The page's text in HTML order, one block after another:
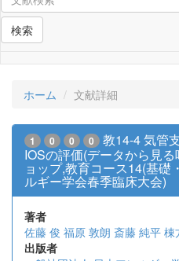
検索
ホーム 文献詳細
1 0 0 0
教14-4 気管
IOSの評価(データから見
ョップ,教育コース14(基礎
ルギー学会春季臨床大会)
著者
佐藤 俊 福原 敦朗 斎藤 純平 棟
出版者